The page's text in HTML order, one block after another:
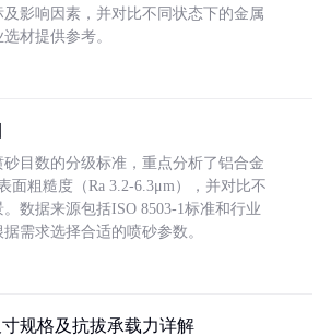
影响因素，并对比不同状态下的金属
材提供参考。
目数的分级标准，重点分析了铝合金
面粗糙度（Ra 3.2-6.3μm），并对比不
数据来源包括ISO 8503-1标准和行业
需求选择合适的喷砂参数。
规格及抗拔承载力详解